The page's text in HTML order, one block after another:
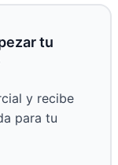
tu
y recibe
para tu